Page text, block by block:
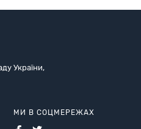
України,
МИ В СОЦМЕРЕЖАХ